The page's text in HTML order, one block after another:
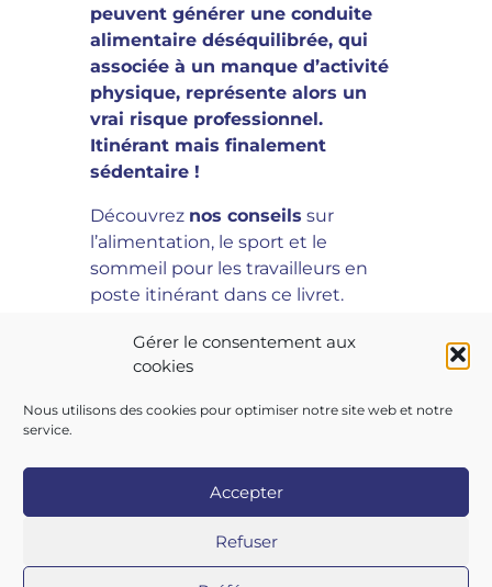
Gérer le consentement aux
cookies
Nous utilisons des cookies pour optimiser notre site web et notre
service.
Accepter
Refuser
peuvent générer une conduite
alimentaire déséquilibrée, qui
associée à un manque d’activité
physique, représente alors un
vrai risque professionnel.
Itinérant mais finalement
sédentaire !
Découvrez nos conseils sur
l’alimentation, le sport et le
sommeil pour les travailleurs en
poste itinérant dans ce livret.
Pour le télécharger, cliquez ici !
Copyright 2026 AIST 84 |Politique de confidentialité|
Contactez-nous